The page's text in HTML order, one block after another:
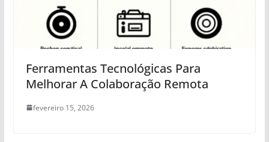
Ferramentas Tecnológicas Para
Melhorar A Colaboração Remota
fevereiro 15, 2026